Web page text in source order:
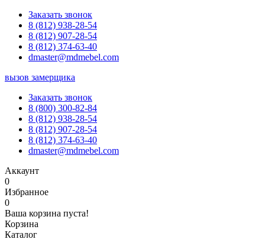
Заказать звонок
8 (812) 938-28-54
8 (812) 907-28-54
8 (812) 374-63-40
dmaster@mdmebel.com
вызов замерщика
Заказать звонок
8 (800) 300-82-84
8 (812) 938-28-54
8 (812) 907-28-54
8 (812) 374-63-40
dmaster@mdmebel.com
Аккаунт
0
Избранное
0
Ваша корзина пуста!
Корзина
Каталог